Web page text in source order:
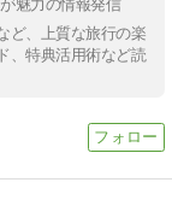
魅力の情報発信
ど、上質な旅行の楽
、特典活用術など読